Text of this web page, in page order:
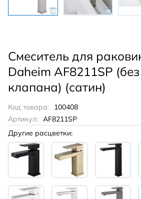
Смеситель для
Daheim AF8211SP
клапана) (сатин)
Код товара:
100408
Артикул: AF8211SP
Другие расцветки: